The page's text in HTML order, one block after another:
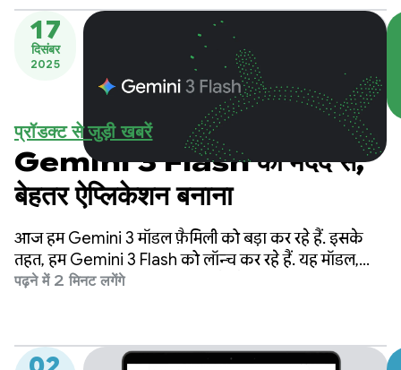
17
दिसंबर
2025
प्रॉडक्ट से जुड़ी खबरें
Gemini 3 Flash की मदद से,
बेहतर ऐप्लिकेशन बनाना
आज हम Gemini 3 मॉडल फ़ैमिली को बड़ा कर रहे हैं. इसके
तहत, हम Gemini 3 Flash को लॉन्च कर रहे हैं. यह मॉडल,
बेहतरीन इंटेलिजेंस की सुविधा देता है और बहुत तेज़ी से काम
पढ़ने में 2 मिनट लगेंगे